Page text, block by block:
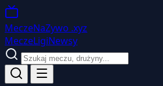
MeczeNaZywo .xyz
MeczeLigiNewsy